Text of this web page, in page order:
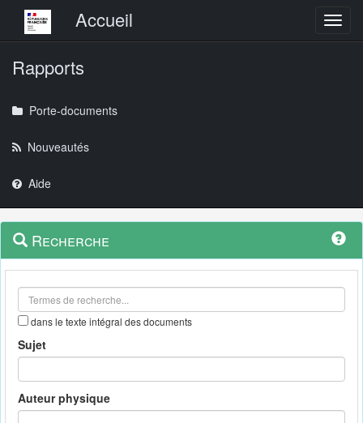
Menu principalAccueil
Rapports
Porte-documents
Nouveautés
Aide
Navigation
outils
Menu
contextuel
Recherche
dans le texte intégral des documents
Sujet
Auteur physique